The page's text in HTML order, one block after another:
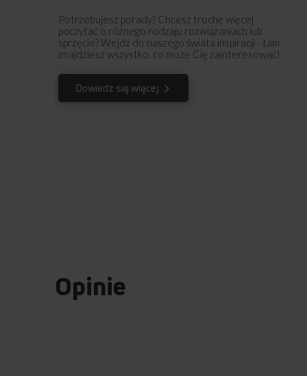
Potrzebujesz porady? Chcesz trochę więcej
poczytać o różnego rodzaju rozwiązaniach lub
sprzęcie? Wejdź do naszego świata inspiracji - tam
znajdziesz wszystko, co może Cię zainteresować!
Dowiedz się więcej
Opinie